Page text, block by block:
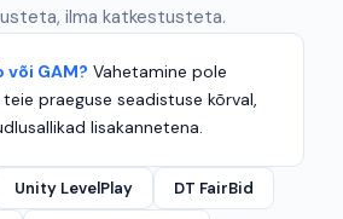
ilma katkestusteta.
või GAM? Vahetamine pole
praeguse seadistuse kõrval,
lisakannetena.
Unity LevelPlay DT FairBid